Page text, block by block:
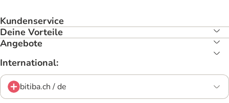
Kundenservice
Deine Vorteile
Angebote
International:
bitiba.ch / de